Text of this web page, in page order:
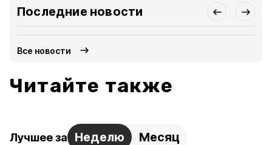
Последние новости
Все новости
Читайте также
Лучшее за Неделю Месяц